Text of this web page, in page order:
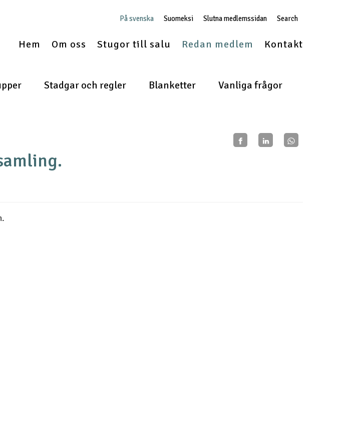
På svenska Suomeksi Slutna medlemssidan Search
Hem Om oss Stugor till salu Redan medlem Kontakt
Stadgar och regler Blanketter Vanliga frågor